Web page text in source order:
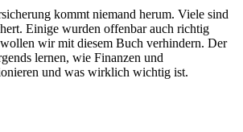
kommt niemand herum. Viele sind
Einige wurden offenbar auch richtig
wir mit diesem Buch verhindern. Der
lernen, wie Finanzen und
und was wirklich wichtig ist.